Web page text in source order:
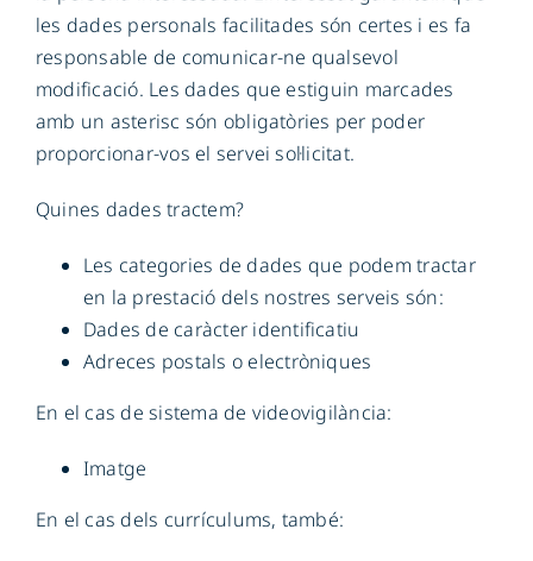
les dades personals facilitades són certes i es fa
responsable de comunicar-ne qualsevol
modificació. Les dades que estiguin marcades
amb un asterisc són obligatòries per poder
proporcionar-vos el servei sol·licitat.
Quines dades tractem?
Les categories de dades que podem tractar
en la prestació dels nostres serveis són:
Dades de caràcter identificatiu
Adreces postals o electròniques
En el cas de sistema de videovigilància:
Imatge
En el cas dels currículums, també: